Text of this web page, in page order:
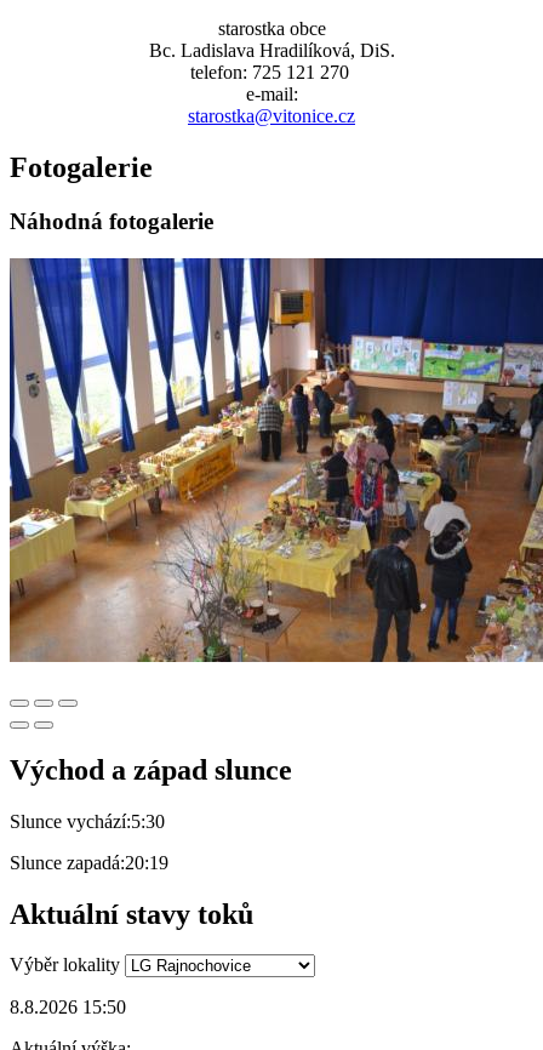
starostka obce
Bc. Ladislava Hradilíková, DiS.
telefon: 725 121 270
e-mail:
starostka@vitonice.cz
Fotogalerie
Náhodná fotogalerie
Východ a západ slunce
Slunce vychází:5:30
Slunce zapadá:20:19
Aktuální stavy toků
Výběr lokality
8.8.2026 15:50